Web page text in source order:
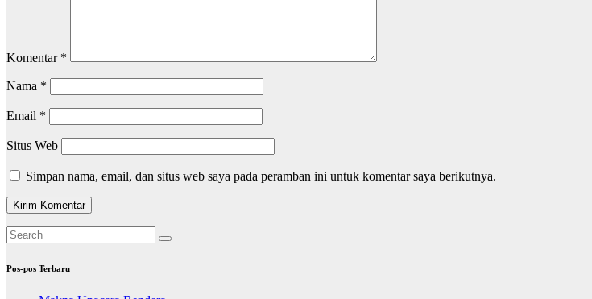
Komentar *
Nama *
Email *
Situs Web
Simpan nama, email, dan situs web saya pada peramban ini untuk komentar saya berikutnya.
Pos-pos Terbaru